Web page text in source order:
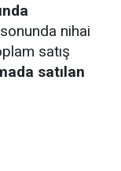
sonunda nihai
satış
satılan